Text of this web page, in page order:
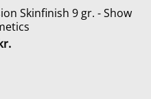
pris
er:
649,00 kr..
Skinfinish 9 gr. - Show
Den